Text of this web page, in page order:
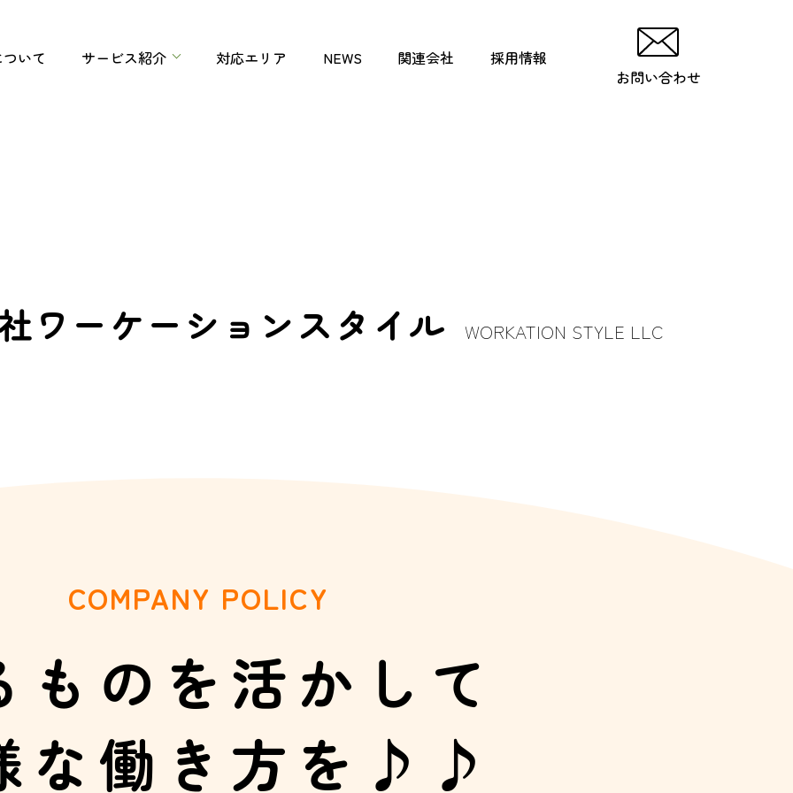
いて サービス紹介 対応エリア NEWS 関連会社
採用情報
お問い合わせ
ワーケーションスタイル WORKATION STYLE LLC
COMPANY POLICY
ものを活かして
な働き方を♪♪